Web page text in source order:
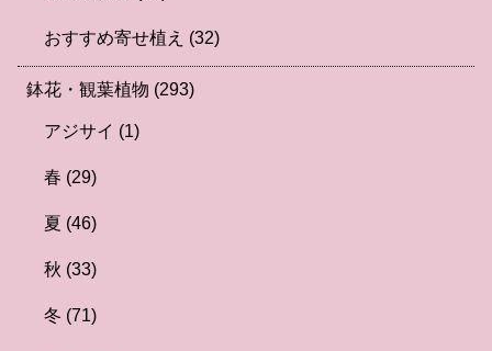
おすすめ寄せ植え (32)
鉢花・観葉植物 (293)
アジサイ (1)
春 (29)
夏 (46)
秋 (33)
冬 (71)